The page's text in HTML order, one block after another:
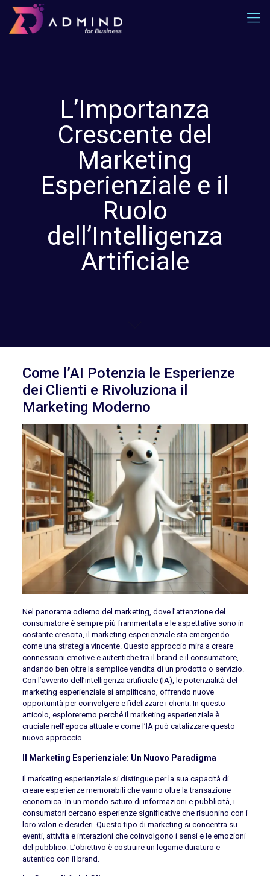
L’Importanza
Crescente del
Marketing
Esperienziale e il
Ruolo
dell’Intelligenza
Artificiale
Come l’AI Potenzia le Esperienze
dei Clienti e Rivoluziona il
Marketing Moderno
Nel panorama odierno del marketing, dove l’attenzione del
consumatore è sempre più frammentata e le aspettative sono in
costante crescita, il marketing esperienziale sta emergendo
come una strategia vincente. Questo approccio mira a creare
connessioni emotive e autentiche tra il brand e il consumatore,
andando ben oltre la semplice vendita di un prodotto o servizio.
Con l’avvento dell’intelligenza artificiale (IA), le potenzialità del
marketing esperienziale si amplificano, offrendo nuove
opportunità per coinvolgere e fidelizzare i clienti. In questo
articolo, esploreremo perché il marketing esperienziale è
cruciale nell’epoca attuale e come l’IA può catalizzare questo
nuovo approccio.
Il Marketing Esperienziale: Un Nuovo Paradigma
Il marketing esperienziale si distingue per la sua capacità di
creare esperienze memorabili che vanno oltre la transazione
economica. In un mondo saturo di informazioni e pubblicità, i
consumatori cercano esperienze significative che risuonino con i
loro valori e desideri. Questo tipo di marketing si concentra su
eventi, attività e interazioni che coinvolgono i sensi e le emozioni
del pubblico. L’obiettivo è costruire un legame duraturo e
autentico con il brand.